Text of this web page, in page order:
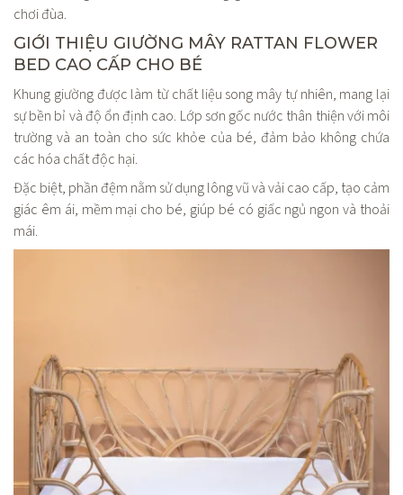
chơi đùa.
GIỚI THIỆU GIƯỜNG MÂY RATTAN FLOWER
BED CAO CẤP CHO BÉ
Khung giường được làm từ chất liệu song mây tự nhiên, mang lại
sự bền bỉ và độ ổn định cao. Lớp sơn gốc nước thân thiện với môi
trường và an toàn cho sức khỏe của bé, đảm bảo không chứa
các hóa chất độc hại.
Đặc biệt, phần đệm nằm sử dụng lông vũ và vải cao cấp, tạo cảm
giác êm ái, mềm mại cho bé, giúp bé có giấc ngủ ngon và thoải
mái.